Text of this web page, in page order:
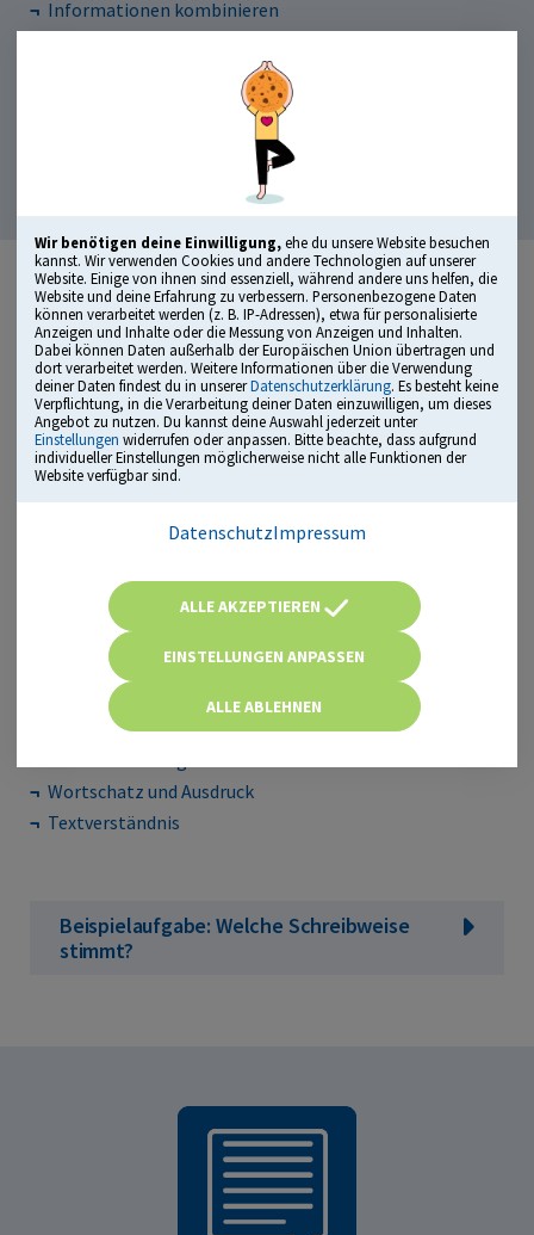
Wir benötigen deine Einwilligung,ehe du unsere Website besuchen
kannst. Wir verwenden Cookies und andere Technologien auf unserer
Website. Einige von ihnen sind essenziell, während andere uns helfen, die
Website und deine Erfahrung zu verbessern. Personenbezogene Daten
können verarbeitet werden (z. B. IP-Adressen), etwa für personalisierte
Anzeigen und Inhalte oder die Messung von Anzeigen und Inhalten.
Dabei können Daten außerhalb der Europäischen Union übertragen und
dort verarbeitet werden. Weitere Informationen über die Verwendung
deiner Daten findest du in unsererDatenschutzerklärung. Es besteht keine
Verpflichtung, in die Verarbeitung deiner Daten einzuwilligen, um dieses
Angebot zu nutzen. Du kannst deine Auswahl jederzeit unter
Einstellungen widerrufen oder anpassen. Bitte beachte, dass aufgrund
individueller Einstellungen möglicherweise nicht alle Funktionen der
Website verfügbar sind.
DatenschutzImpressum
ALLE AKZEPTIEREN
EINSTELLUNGEN ANPASSEN
ALLE ABLEHNEN
Informationen kombinieren
Beispielaufgabe: Muster wiedererkennen
Deutschkenntnisse
Gute Deutschkenntnisse sind auch für angehende OTAs
sehr wichtig. Du musst mit dem Ärzte- und Pflegeteam
klar kommunizieren, Anweisungen verstehen und
Dokumentationen fehlerfrei ausfüllen.
Typische Themen:
Wortschatz und Ausdruck
Textverständnis
Beispielaufgabe: Welche Schreibweise
stimmt?